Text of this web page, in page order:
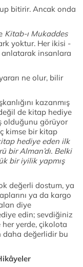
bitirir. Ancak onda
Kitab-ı Mukaddes
yoktur. Her ikisi -
insanlara
ne olur, bilir
kazanmış
de kitap hediye
olduğunu görüyor
kimse bir kitap
hediye eden ilk
bir Alman’dı. Belki
bir iyilik yapmış
değerli dostum, ya
ya da kargo
diye
edin; sevdiğiniz
yerde, çikolota
daha değerlidir bu